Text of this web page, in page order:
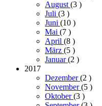
August(3 )
Juli (3 )
Juni (10 )
Mai (7 )
April (8 )
März (5 )
Januar(2 )
2017
Dezember(2 )
November(5 )
Oktober(3 )